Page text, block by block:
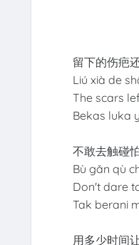
留下的伤疤
Liú xià de
The scars
Bekas luka
不敢去触碰
Bù gǎn qù
Don't dare
Tak berani
用多少时间